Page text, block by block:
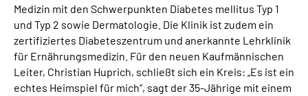
Medizin mit den Schwerpunkten Diabetes mellitus Typ 1
und Typ 2 sowie Dermatologie. Die Klinik ist zudem ein
zertifiziertes Diabeteszentrum und anerkannte Lehrklinik
für Ernährungsmedizin. Für den neuen Kaufmännischen
Leiter, Christian Huprich, schließt sich ein Kreis: „Es ist ein
echtes Heimspiel für mich“, sagt der 35-Jährige mit einem